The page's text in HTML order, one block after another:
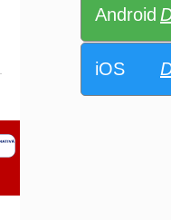
Android
iOS